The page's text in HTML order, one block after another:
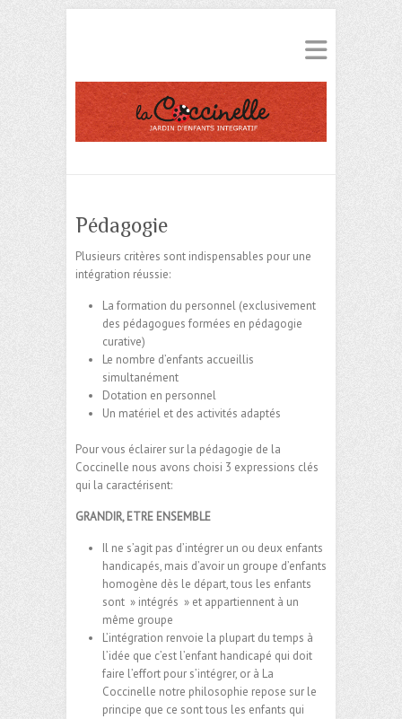
Pédagogie
Plusieurs critères sont indispensables pour une
intégration réussie:
La formation du personnel (exclusivement
des pédagogues formées en pédagogie
curative)
Le nombre d’enfants accueillis
simultanément
Dotation en personnel
Un matériel et des activités adaptés
Pour vous éclairer sur la pédagogie de la
Coccinelle nous avons choisi 3 expressions clés
qui la caractérisent:
GRANDIR, ETRE ENSEMBLE
Il ne s’agit pas d’intégrer un ou deux enfants
handicapés, mais d’avoir un groupe d’enfants
homogène dès le départ, tous les enfants
sont » intégrés » et appartiennent à un
même groupe
L’intégration renvoie la plupart du temps à
l’idée que c’est l’enfant handicapé qui doit
faire l’effort pour s’intégrer, or à La
Coccinelle notre philosophie repose sur le
principe que ce sont tous les enfants qui